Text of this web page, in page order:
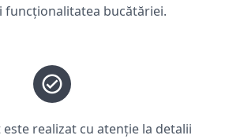
funcționalitatea bucătăriei.
este realizat cu atenție la detalii